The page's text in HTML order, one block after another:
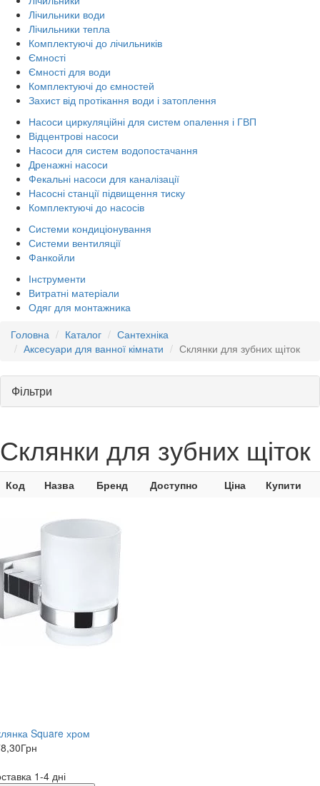
Лічильники води
Лічильники тепла
Комплектуючі до лічильників
Ємності
Ємності для води
Комплектуючі до ємностей
Захист від протікання води і затоплення
Насоси циркуляційні для систем опалення і ГВП
Відцентрові насоси
Насоси для систем водопостачання
Дренажні насоси
Фекальні насоси для каналізації
Насосні станції підвищення тиску
Комплектуючі до насосів
Системи кондиціонування
Системи вентиляції
Фанкойли
Інструменти
Витратні матеріали
Одяг для монтажника
Головна
Каталог
Сантехніка
Аксесуари для ванної кімнати
Склянки для зубних щіток
Фільтри
Склянки для зубних щіток
Код Назва Бренд Доступно Ціна Купити
Square хром
Грн
1-4 дні